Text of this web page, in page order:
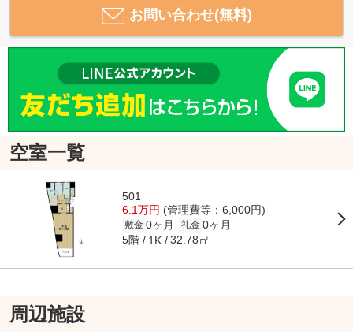
お問い合わせ(無料)
空室一覧
501
6.1万円 (管理費等：6,000円)
敷金 0ヶ月 礼金 0ヶ月
5階 1K 32.78㎡
周辺施設